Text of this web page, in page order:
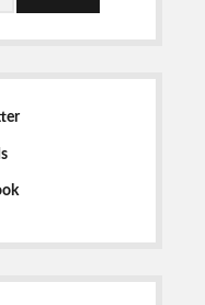
e